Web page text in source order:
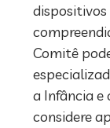
dispositivos
Comitê
a Infância
considere